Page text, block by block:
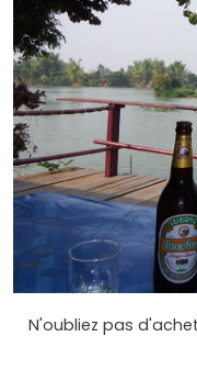
N'oubliez pas